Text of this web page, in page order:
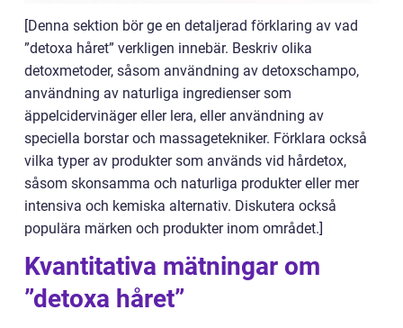
[Denna sektion bör ge en detaljerad förklaring av vad
”detoxa håret” verkligen innebär. Beskriv olika
detoxmetoder, såsom användning av detoxschampo,
användning av naturliga ingredienser som
äppelcidervinäger eller lera, eller användning av
speciella borstar och massagetekniker. Förklara också
vilka typer av produkter som används vid hårdetox,
såsom skonsamma och naturliga produkter eller mer
intensiva och kemiska alternativ. Diskutera också
populära märken och produkter inom området.]
Kvantitativa mätningar om
”detoxa håret”